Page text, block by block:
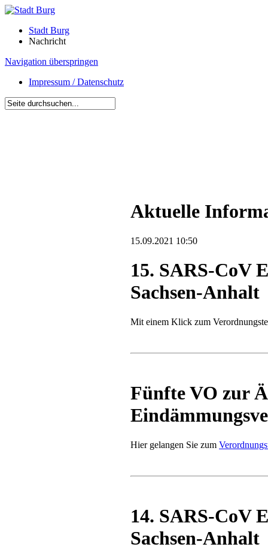
Stadt Burg
Nachricht
Navigation überspringen
Impressum / Datenschutz
Aktuelle
15.09.2021 10:50
15. SARS-CoV
Sachsen-Anhalt
Mit einem Klick zum
Fünfte VO zur
Hier gelangen Sie zum
14. SARS-CoV
Sachsen-Anhalt